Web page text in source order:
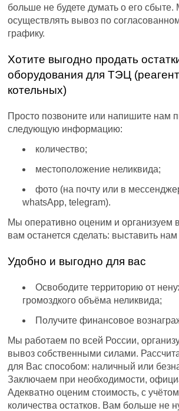
больше не будете думать о его
осуществлять вывоз по
графику.
Хотите выгодно продать
оборудования для ТЭЦ
котельных)
Просто позвоните или напишите нам
следующую информацию:
количество;
местоположение неликвида;
фото (на почту или в
whatsApp, telegram).
Мы оперативно оценим и организуем
вам останется сделать: выставить нам
Удобно и выгодно для вас
Освободите территорию от
громоздкого объёма неликвида;
Получите финансовое
Мы работаем по всей России,
вывоз собственными силами.
для Вас способом: наличный или
Заключаем при необходимости,
Адекватно оценим стоимость, с
количества остатков. Вам больше не